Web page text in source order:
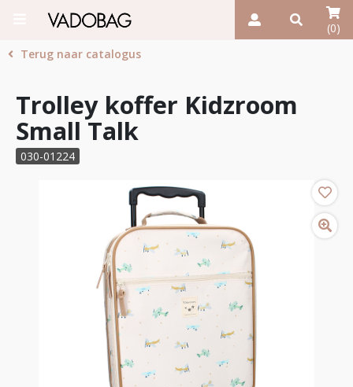
(0)
Terug naar catalogus
Trolley koffer Kidzroom
Small Talk
030-01224